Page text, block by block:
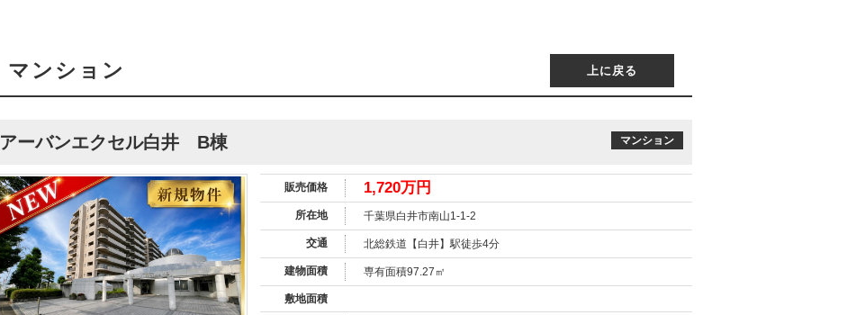
マンション 上に戻る
アーバンエクセル白井 B棟 マンション
販売価格 1,720万円
所在地 千葉県白井市南山1-1-2
交通 北総鉄道【白井】駅徒歩4分
建物面積 専有面積97.27㎡
敷地面積